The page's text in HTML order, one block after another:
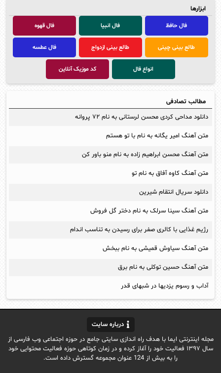
ابزارها
فال حافظ فال انبیا فال قهوه
طالع بینی چینی طالع بینی ازدواج فال عطسه
انواع فال کد موزیک آنلاین
مطالب تصادفی
دانلود مداحی کردی محسن لرستانی به نام ۷۲ پروانه
متن آهنگ امیر یگانه به نام با تو هستم
متن آهنگ محسن ابراهیم زاده به نام منو باور کن
متن آهنگ کاوه آفاق به نام تو
دانلود سریال انتقام شیرین
متن آهنگ سینا سرلک به نام دختر گل فروش
رژیم غذایی با کالری صفر برای رسیدن به تناسب اندام
متن آهنگ سیاوش قمیشی به نام ببخش
متن آهنگ حسین توکلی به نام برق
آداب و رسوم یزدیها در شبهای قدر
درباره سایت
مجله اینترنتی ایما با هدف راه اندازی سایتی جامع در حوزه اجتماعی وب فارسی از
سال ۱۳۹۷ فعالیت خود را آغاز کرده و در زمان کوتاهی حوزه فعالیت محتوایی خود
را به بیش از 124 عنوان مجموعه گسترش داده است.